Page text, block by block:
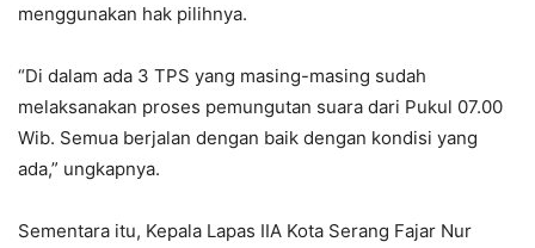
menggunakan hak pilihnya.
“Di dalam ada 3 TPS yang masing-masing sudah
melaksanakan proses pemungutan suara dari Pukul 07.00
Wib. Semua berjalan dengan baik dengan kondisi yang
ada,” ungkapnya.
Sementara itu, Kepala Lapas IIA Kota Serang Fajar Nur